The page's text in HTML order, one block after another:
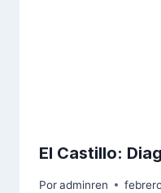
El Castillo:
Poradminren